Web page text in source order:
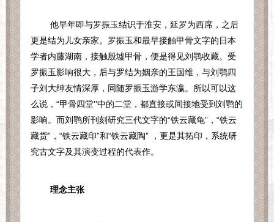
他早年即与罗振玉结识于淮安，延罗为西席，之后
更是结为儿女亲家。罗振玉和最早接触甲骨文字的日本
学者内藤湖南，接触殷墟甲骨，便是得见刘鹗收藏。受
罗振玉影响很大，后与罗结为姻亲的王国维，与刘鹗四
子刘大绅友情深厚，同随罗振玉游学东瀛。所以可以这
么说，“甲骨四堂''中的二堂，都直接或间接地受到刘鹗的
影响。而刘鹗所刊刻研究三代文字的“铁云藏龟”，“铁云
藏货”，“铁云藏印”和“铁云藏陶” ，更是其拓印，系统研
究古文字及其演变过程的代表作。
理念主张